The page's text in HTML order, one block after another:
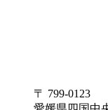
〒 799-0123